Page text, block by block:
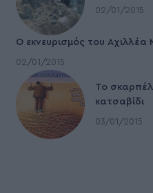
02/01/2015
Ο εκνευρισμός του Αχιλλέα
02/01/2015
To
κατσαβίδι
03/01/2015